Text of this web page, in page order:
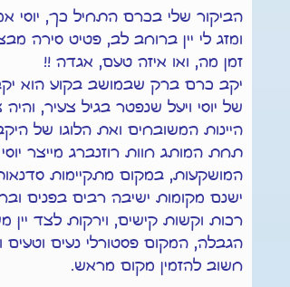
הביקור שלי בכרם התחיל כך, יוסי
זמן מה, ואו איזה טעם, אגדה !!
יקב כרם ברק שבמושב בקוע הוא
של יוסי ויעל שנפטר בגיל צעיר,
היינות המשובחים ואת הלוגו של
תחת המותג חוות רוזנברג מייצר
המושקעות, במקום מתקיימות
ישנם מקומות ישיבה רבים בפנים
רכות וקשות קישים, וירקות לצד יין
הגבלה, המקום פסטורלי נעים וטעים
חשוב להזמין מקום מראש.